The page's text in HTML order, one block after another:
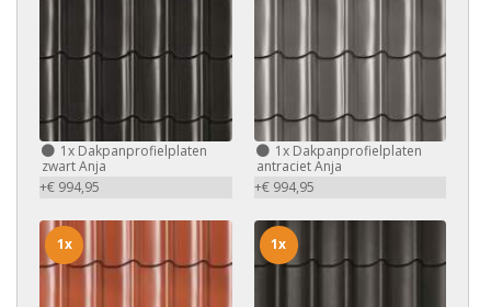
1x Dakpanprofielplaten
zwart Anja
+€ 994,95
1xDakpanprofielplaten
antraciet Anja
+€ 994,95
1x 1x